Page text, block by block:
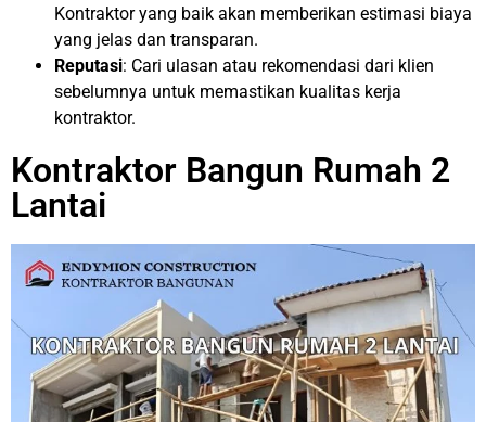
Kontraktor yang baik akan memberikan estimasi biaya
yang jelas dan transparan.
Reputasi: Cari ulasan atau rekomendasi dari klien
sebelumnya untuk memastikan kualitas kerja
kontraktor.
Kontraktor Bangun Rumah 2
Lantai